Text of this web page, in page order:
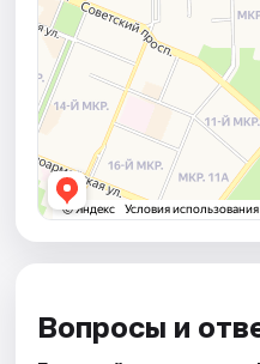
Вопросы и